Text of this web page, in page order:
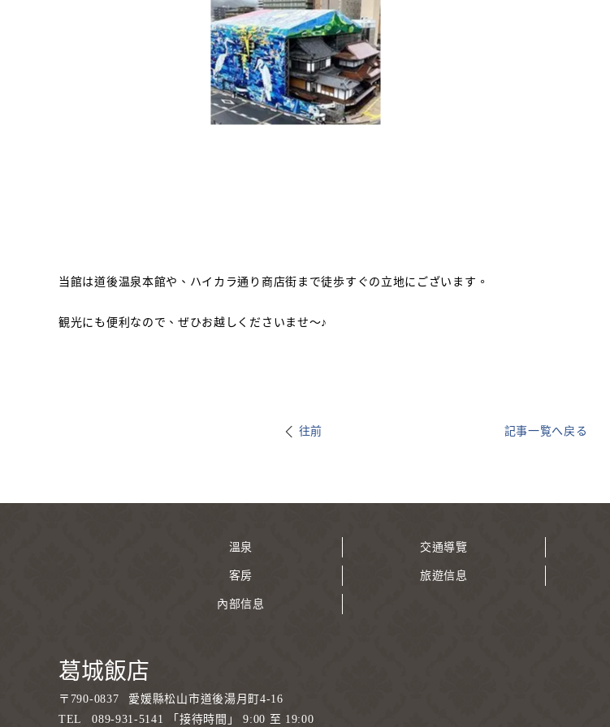
当館は道後温泉本館や、ハイカラ通り商店街まで徒歩すぐの立地にございます。
観光にも便利なので、ぜひお越しくださいませ～♪
往前 記事一覧へ戻る
溫泉
客房
內部信息
交通導覽
旅遊信息
葛城飯店
〒 790-0837
愛媛縣松山市道後湯月町4-16
TEL
089-931-5141 「接待時間」 9:00 至 19:00